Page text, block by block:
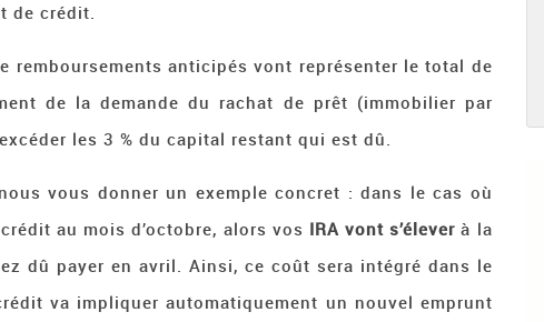
de crédit.
remboursements anticipés vont représenter le total de
de la demande du rachat de prêt (immobilier par
les 3 % du capital restant qui est dû.
vous donner un exemple concret : dans le cas où
au mois d’octobre, alors vos IRA vont s’élever à la
dû payer en avril. Ainsi, ce coût sera intégré dans le
va impliquer automatiquement un nouvel emprunt